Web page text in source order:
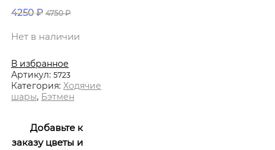
4250₽ 4750₽
Нет в наличии
В избранное
Артикул: 5723
Категория: Ходячие
шары, Бэтмен
Добавьте к
заказу цветы и